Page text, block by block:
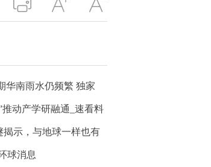
华南雨水仍频繁 独家
推动产学研融通_速看料
揭示，与地球一样也有
球消息